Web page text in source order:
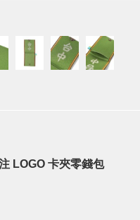
LOGO 卡夾零錢包